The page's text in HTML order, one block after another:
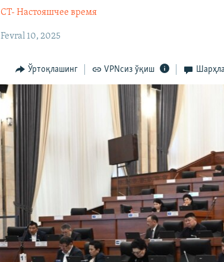
CT- Настояшчее время
Fevral 10, 2025
Ўртоқлашинг VPNсиз ўқиш